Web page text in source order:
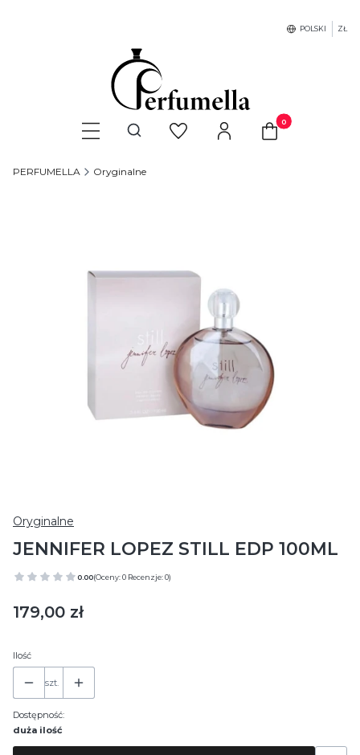
POLSKI ZŁ
Otwórz wyszukiwarkę Produkty w
PERFUMELLA Oryginalne
Oryginalne
JENNIFER LOPEZ STILL EDP 100ML
0.00(Oceny: 0 Recenzje: 0)
Cena
179,00 zł
Ilość
szt.
Dostępność:
duża ilość